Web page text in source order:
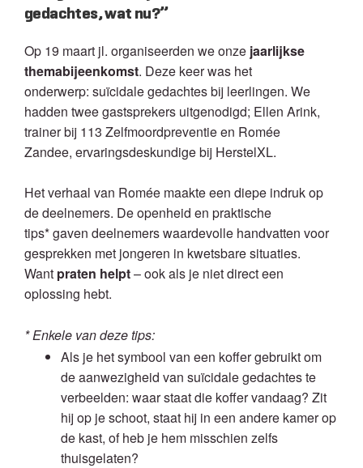
gedachtes, wat nu?”
Op 19 maart jl. organiseerden we onze jaarlijkse
themabijeenkomst. Deze keer was het
onderwerp: suïcidale gedachtes bij leerlingen. We
hadden twee gastsprekers uitgenodigd; Ellen Arink,
trainer bij 113 Zelfmoordpreventie en Romée
Zandee, ervaringsdeskundige bij HerstelXL.
Het verhaal van Romée maakte een diepe indruk op
de deelnemers. De openheid en praktische
tips* gaven deelnemers waardevolle handvatten voor
gesprekken met jongeren in kwetsbare situaties.
Want praten helpt– ook als je niet direct een
oplossing hebt.
* Enkele van deze tips:
Als je het symbool van een koffer gebruikt om
de aanwezigheid van suïcidale gedachtes te
verbeelden: waar staat die koffer vandaag? Zit
hij op je schoot, staat hij in een andere kamer op
de kast, of heb je hem misschien zelfs
thuisgelaten?